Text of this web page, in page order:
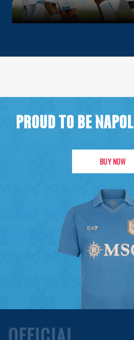
PROUD TO BE NAPOLI
BUY NOW